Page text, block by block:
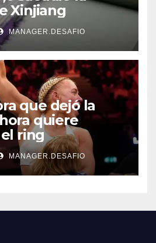
Xinjiang
MANAGER.DESAFIO
que dejó la
quiere
ring​
MANAGER.DESAFIO